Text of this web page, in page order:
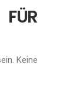
Keine